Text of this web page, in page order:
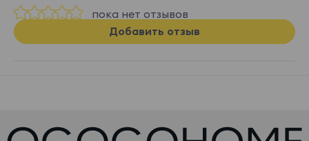
пока нет отзывов
Добавить отзыв